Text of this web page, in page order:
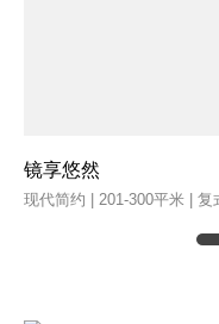
镜享悠然
现代简约 | 201-300平米 | 复